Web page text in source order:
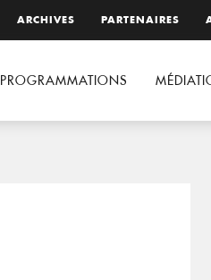
ARCHIVES PARTENAIRES
PROGRAMMATIONS